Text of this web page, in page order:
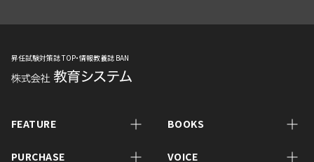
昇任試験対策誌 TOP・情報教養誌 BAN
FEATURE BOOKS
PURCHASE VOICE